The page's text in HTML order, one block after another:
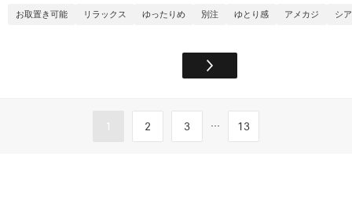
お取置き可能 リラックス ゆったりめ 別注 ゆとり感 アメカジ シ
1 2 3 ... 13